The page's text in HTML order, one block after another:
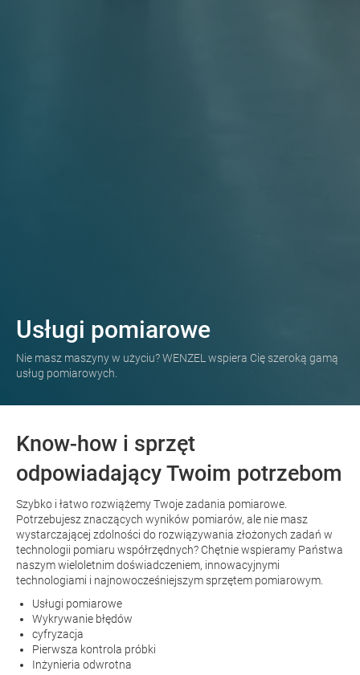
Usługi pomiarowe
Nie masz maszyny w użyciu? WENZEL wspiera Cię szeroką gamą
usług pomiarowych.
Know-how i sprzęt
odpowiadający Twoim potrzebom
Szybko i łatwo rozwiążemy Twoje zadania pomiarowe.
Potrzebujesz znaczących wyników pomiarów, ale nie masz
wystarczającej zdolności do rozwiązywania złożonych zadań w
technologii pomiaru współrzędnych? Chętnie wspieramy Państwa
naszym wieloletnim doświadczeniem, innowacyjnymi
technologiami i najnowocześniejszym sprzętem pomiarowym.
Usługi pomiarowe
Wykrywanie błędów
cyfryzacja
Pierwsza kontrola próbki
Inżynieria odwrotna